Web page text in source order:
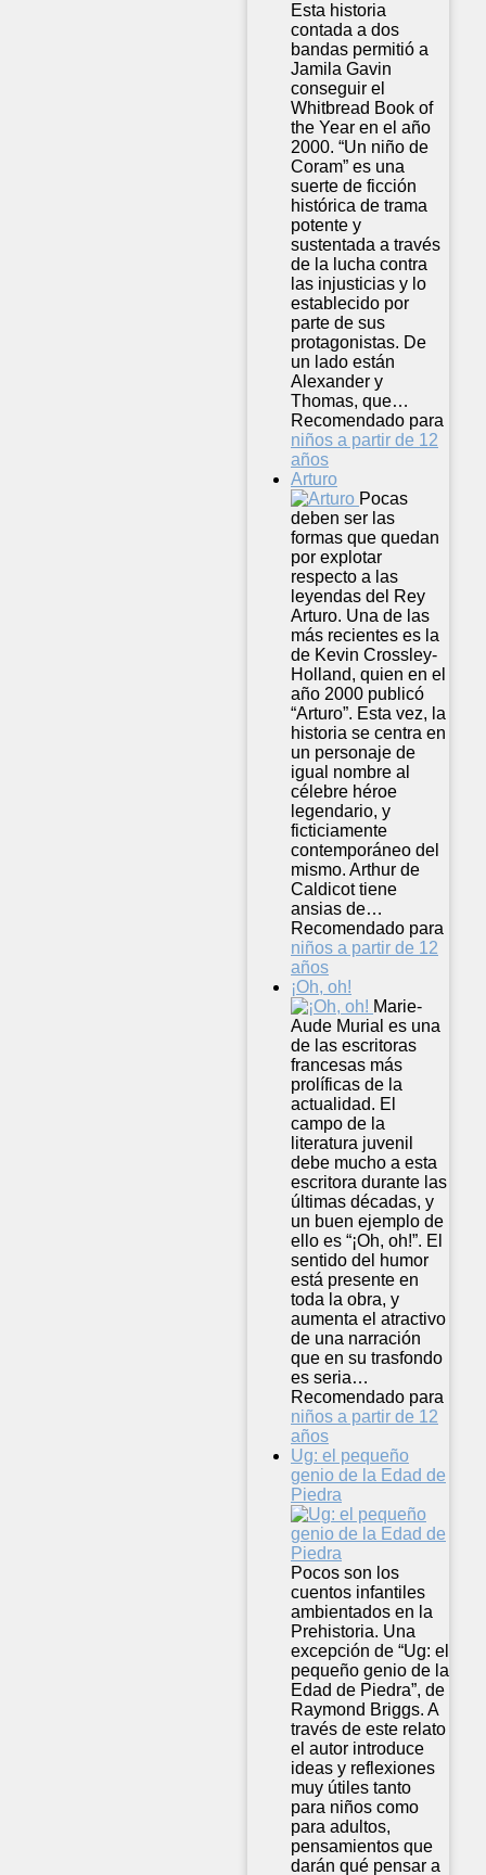
Esta historia
contada a dos
bandas permitió a
Jamila Gavin
conseguir el
Whitbread Book of
the Year en el año
2000. “Un niño de
Coram” es una
suerte de ficción
histórica de trama
potente y
sustentada a través
de la lucha contra
las injusticias y lo
establecido por
parte de sus
protagonistas. De
un lado están
Alexander y
Thomas, que…
Recomendado para
niños a partir de 12
años
Arturo
Pocas
deben ser las
formas que quedan
por explotar
respecto a las
leyendas del Rey
Arturo. Una de las
más recientes es la
de Kevin Crossley-
Holland, quien en el
año 2000 publicó
“Arturo”. Esta vez, la
historia se centra en
un personaje de
igual nombre al
célebre héroe
legendario, y
ficticiamente
contemporáneo del
mismo. Arthur de
Caldicot tiene
ansias de…
Recomendado para
niños a partir de 12
años
¡Oh, oh!
Marie-
Aude Murial es una
de las escritoras
francesas más
prolíficas de la
actualidad. El
campo de la
literatura juvenil
debe mucho a esta
escritora durante las
últimas décadas, y
un buen ejemplo de
ello es “¡Oh, oh!”. El
sentido del humor
está presente en
toda la obra, y
aumenta el atractivo
de una narración
que en su trasfondo
es seria…
Recomendado para
niños a partir de 12
años
Ug: el pequeño
genio de la Edad de
Piedra
Pocos son los
cuentos infantiles
ambientados en la
Prehistoria. Una
excepción de “Ug: el
pequeño genio de la
Edad de Piedra”, de
Raymond Briggs. A
través de este relato
el autor introduce
ideas y reflexiones
muy útiles tanto
para niños como
para adultos,
pensamientos que
darán qué pensar a